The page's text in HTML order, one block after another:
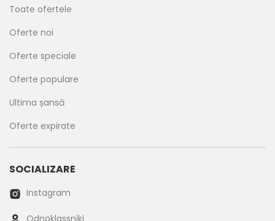
Toate ofertele
Oferte noi
Oferte speciale
Oferte populare
Ultima șansă
Oferte expirate
SOCIALIZARE
Instagram